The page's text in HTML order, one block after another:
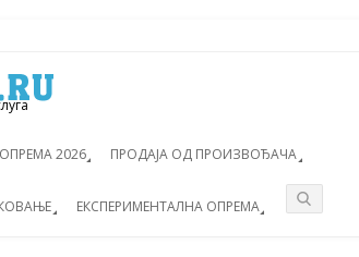
2026 ПРОДАЈА ОД ПРОИЗВОЂАЧА
ЕКСПЕРИМЕНТАЛНА ОПРЕМА